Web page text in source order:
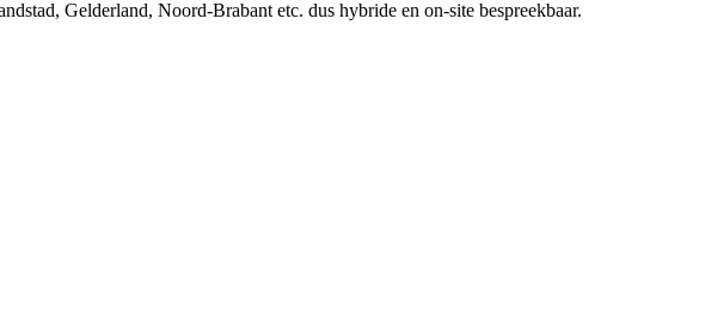
Gelderland, Noord-Brabant etc. dus hybride en on-site bespreekbaar.